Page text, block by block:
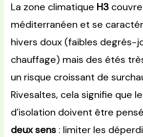
La zone climatique H3
méditerranéen et se
hivers doux (faibles degrés-
chauffage) mais des étés
un risque croissant de
Rivesaltes, cela signifie que
d’isolation doivent être
deux sens : limiter les